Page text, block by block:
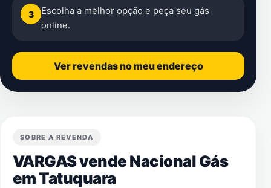
3
Escolha a melhor opção e peça seu gás
online.
Ver revendas no meu endereço
SOBRE A REVENDA
VARGAS vende Nacional Gás
emTatuquara